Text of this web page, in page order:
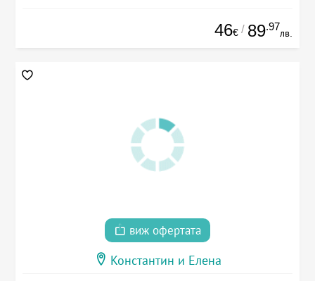
46€ / 89.97
лв.
виж офертата
Константин и Елена